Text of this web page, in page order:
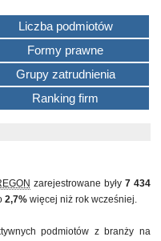
Liczba podmiotów
Formy prawne
Grupy zatrudnienia
Ranking firm
zarejestrowane były 7 434
2,7% więcej niż rok wcześniej.
podmiotów z branży na